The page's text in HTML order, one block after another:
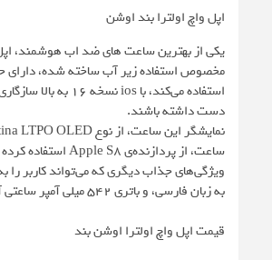
اپل واچ اولترا بند اوشن
یکی از بهترین ساعت های ضد اب هوشمند،
دست داشته باشند.
ساعت، از پردازنده‌ی Apple S8 استفاده کرده و ۳۲ گیگابایت حافظه‌ی داخلی، به علاوه‌ی ۱ گیگابایت رم نیز در نظر گرفته است.
ویژگی‌های جذاب دیگری که می‌تواند کاربر را
به زبان فارسی، و باتری ۵۴۲ میلی آمپر ساعتی آن است که تا ۳۶ ساعت بازدهی دارد.
قیمت اپل واچ اولترا اوشن بند